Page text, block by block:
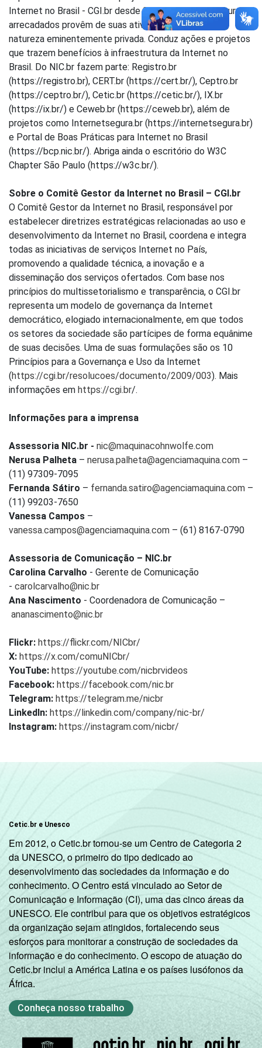
Internet no Brasil - CGI.br desde 2005, e todos os recursos
arrecadados provêm de suas atividades que são de
natureza eminentemente privada. Conduz ações e projetos
que trazem benefícios à infraestrutura da Internet no
Brasil. Do NIC.br fazem parte: Registro.br
(https://registro.br), CERT.br (https://cert.br/), Ceptro.br
(https://ceptro.br/), Cetic.br (https://cetic.br/), IX.br
(https://ix.br/) e Ceweb.br (https://ceweb.br), além de
projetos como Internetsegura.br (https://internetsegura.br)
e Portal de Boas Práticas para Internet no Brasil
(https://bcp.nic.br/). Abriga ainda o escritório do W3C
Chapter São Paulo (https://w3c.br/).
Sobre o Comitê Gestor da Internet no Brasil – CGI.br
O Comitê Gestor da Internet no Brasil, responsável por
estabelecer diretrizes estratégicas relacionadas ao uso e
desenvolvimento da Internet no Brasil, coordena e integra
todas as iniciativas de serviços Internet no País,
promovendo a qualidade técnica, a inovação e a
disseminação dos serviços ofertados. Com base nos
princípios do multissetorialismo e transparência, o CGI.br
representa um modelo de governança da Internet
democrático, elogiado internacionalmente, em que todos
os setores da sociedade são partícipes de forma equânime
de suas decisões. Uma de suas formulações são os 10
Princípios para a Governança e Uso da Internet
(https://cgi.br/resolucoes/documento/2009/003). Mais
informações em https://cgi.br/.
Informações para a imprensa
Assessoria NIC.br - nic@maquinacohnwolfe.com
Nerusa Palheta – nerusa.palheta@agenciamaquina.com –
(11) 97309-7095
Fernanda Sátiro – fernanda.satiro@agenciamaquina.com –
(11) 99203-7650
Vanessa Campos –
vanessa.campos@agenciamaquina.com – (61) 8167-0790
Assessoria de Comunicação – NIC.br
Carolina Carvalho - Gerente de Comunicação
- carolcarvalho@nic.br
Ana Nascimento - Coordenadora de Comunicação –
ananascimento@nic.br
Flickr: https://flickr.com/NICbr/
X: https://x.com/comuNICbr/
YouTube: https://youtube.com/nicbrvideos
Facebook: https://facebook.com/nic.br
Telegram: https://telegram.me/nicbr
LinkedIn: https://linkedin.com/company/nic-br/
Instagram: https://instagram.com/nicbr/
Cetic.br e Unesco
Em 2012, o Cetic.br tornou-se um Centro de Categoria 2
da UNESCO, o primeiro do tipo dedicado ao
desenvolvimento das sociedades da informação e do
conhecimento. O Centro está vinculado ao Setor de
Comunicação e Informação (CI), uma das cinco áreas da
UNESCO. Ele contribui para que os objetivos estratégicos
da organização sejam atingidos, fortalecendo seus
esforços para monitorar a construção de sociedades da
informação e do conhecimento. O escopo de atuação do
Cetic.br inclui a América Latina e os países lusófonos da
África.
Conheça nosso trabalho